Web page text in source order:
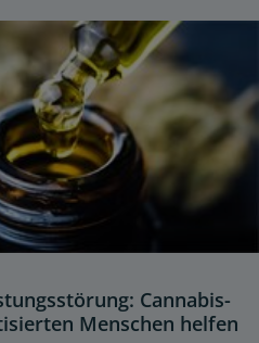
Cannabis-
Menschen helfen